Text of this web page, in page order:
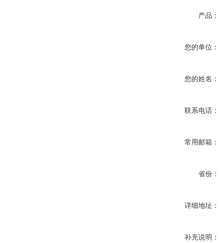
产品：
您的单位：
您的姓名：
联系电话：
常用邮箱：
省份：
详细地址：
补充说明：